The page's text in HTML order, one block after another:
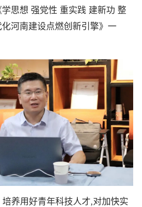
思想 强党性 重实践 建新功 整
河南建设点燃创新引擎》一
养用好青年科技人才,对加快实